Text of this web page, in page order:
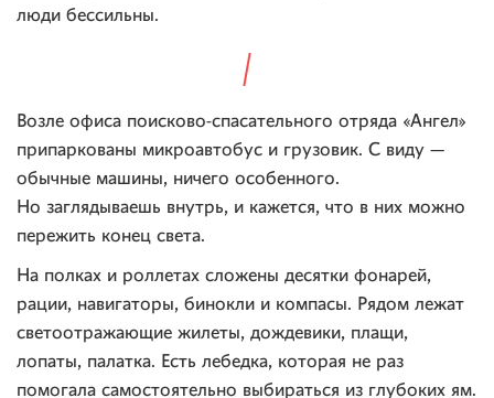
люди бессильны.
Возле офиса поисково-спасательного отряда «Ангел»
припаркованы микроавтобус и грузовик. С виду —
обычные машины, ничего особенного.
Но заглядываешь внутрь, и кажется, что в них можно
пережить конец света.
На полках и роллетах сложены десятки фонарей,
рации, навигаторы, бинокли и компасы. Рядом лежат
светоотражающие жилеты, дождевики, плащи,
лопаты, палатка. Есть лебедка, которая не раз
помогала самостоятельно выбираться из глубоких ям.